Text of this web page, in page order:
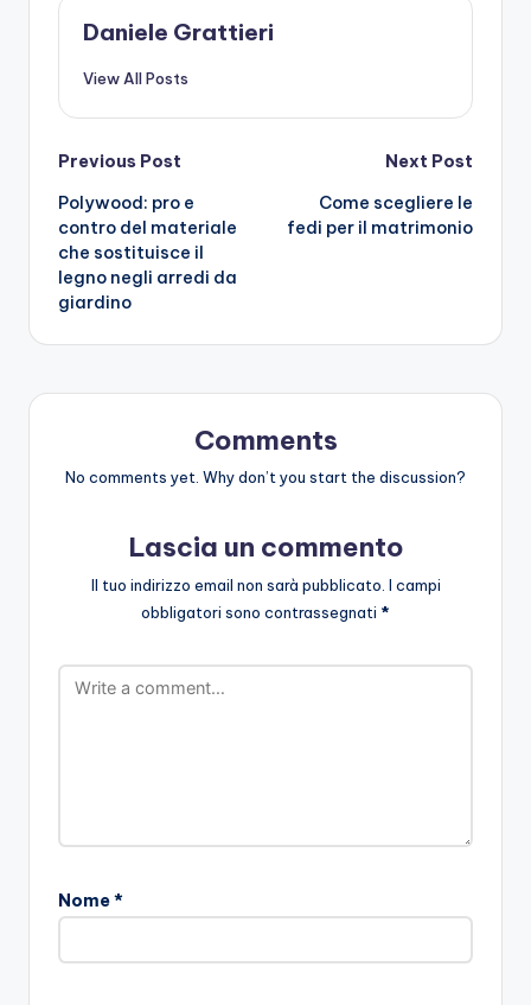
Daniele Grattieri
View All Posts
Post
navigation
Previous Post
Polywood: pro e
contro del materiale
che sostituisce il
legno negli arredi da
giardino
Next Post
Come scegliere le
fedi per il matrimonio
Comments
No comments yet. Why don’t you start the discussion?
Lascia un commento
Il tuo indirizzo email non sarà pubblicato. I campi
obbligatori sono contrassegnati *
Nome*